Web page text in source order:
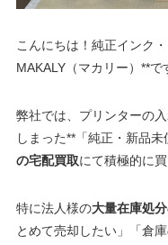
こんにちは！純正インク
MAKALY（マカリー）**で
弊社では、プリンターの
しまった**「純正・新品未
の宅配買取にて積極的に
特に法人様の大量在庫処分
とめて売却したい」「倉